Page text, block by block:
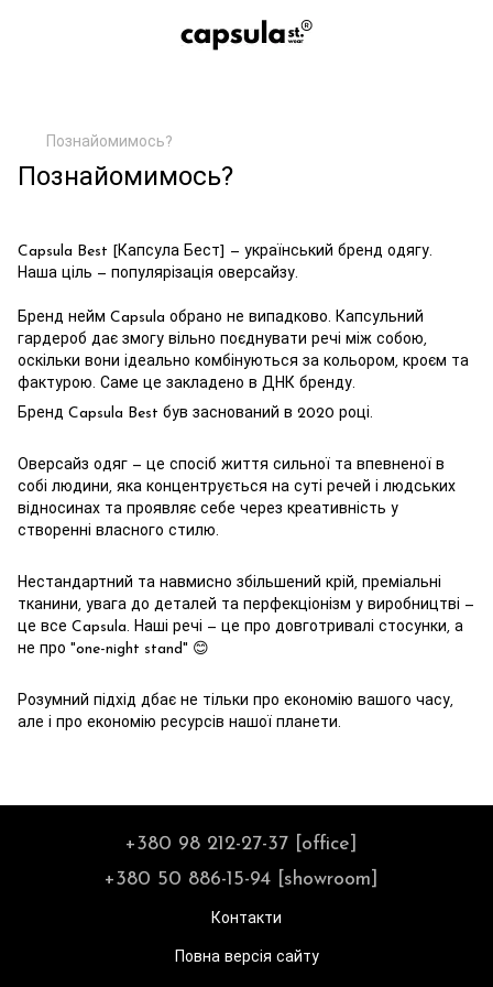
Познайомимось?
Познайомимось?
Capsula Best [Капсула Бест] — український бренд одягу.
Наша ціль — популярізація оверсайзу.
Бренд нейм Capsula обрано не випадково. Капсульний
гардероб дає змогу вільно поєднувати речі між собою,
оскільки вони ідеально комбінуються за кольором, кроєм та
фактурою. Саме це закладено в ДНК бренду.
Бренд Capsula Best був заснований в 2020 році.
Оверсайз одяг — це спосіб життя сильної та впевненої в
собі людини, яка концентрується на суті речей і людських
відносинах та проявляє себе через креативність у
створенні власного стилю.
Нестандартний та навмисно збільшений крій, преміальні
тканини, увага до деталей та перфекціонізм у виробництві —
це все Capsula. Наші речі — це про довготривалі стосунки, а
не про "one-night stand" 😊
Розумний підхід дбає не тільки про економію вашого часу,
але і про економію ресурсів нашої планети.
+380 98 212-27-37 [office]
+380 50 886-15-94 [showroom]
Контакти
Повна версія сайту